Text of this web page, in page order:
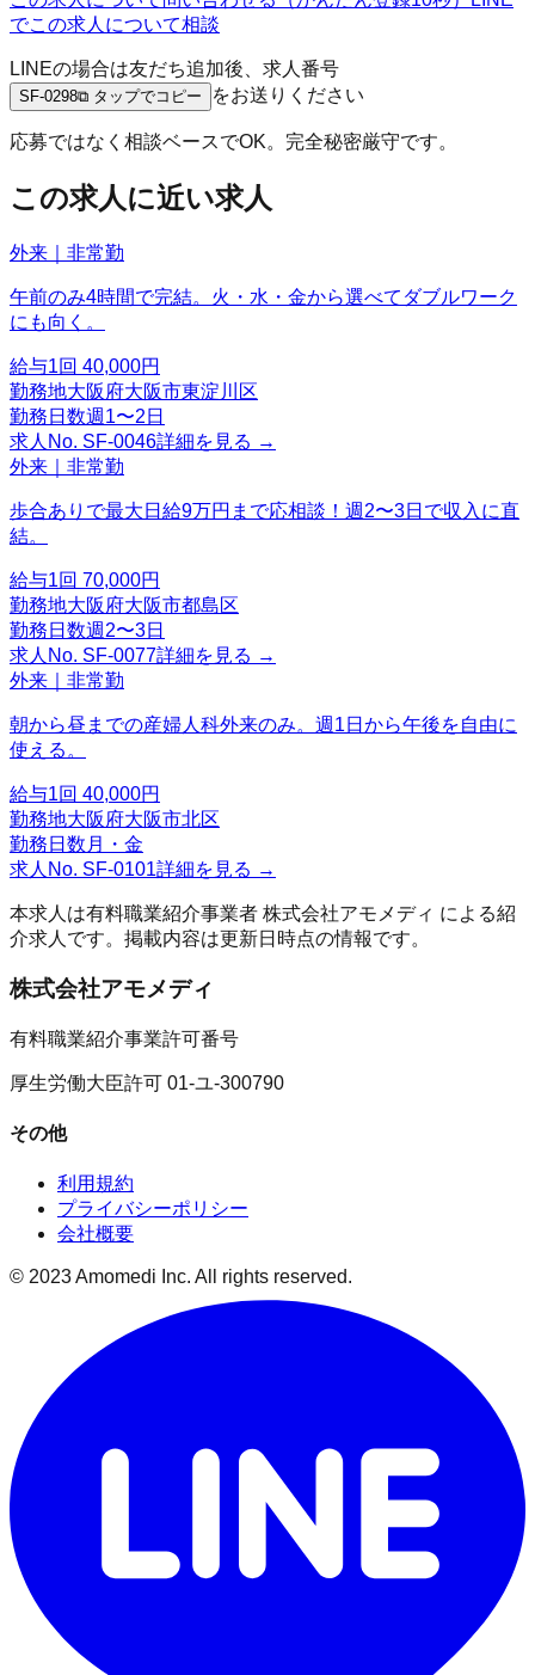
でこの求人について相談
LINEの場合は友だち追加後、求人番号
SF-0298⧉ タップでコピー をお送りください
応募ではなく相談ベースでOK。完全秘密厳守です。
この求人に近い求人
外来｜非常勤
午前のみ4時間で完結。火・水・金から選べてダブルワーク
にも向く。
給与1回 40,000円
勤務地大阪府大阪市東淀川区
勤務日数週1〜2日
求人No. SF-0046詳細を見る →
外来｜非常勤
歩合ありで最大日給9万円まで応相談！週2〜3日で収入に直
結。
給与1回 70,000円
勤務地大阪府大阪市都島区
勤務日数週2〜3日
求人No. SF-0077詳細を見る →
外来｜非常勤
朝から昼までの産婦人科外来のみ。週1日から午後を自由に
使える。
給与1回 40,000円
勤務地大阪府大阪市北区
勤務日数 月・金
求人No. SF-0101詳細を見る →
本求人は有料職業紹介事業者 株式会社アモメディ による紹
介求人です。掲載内容は更新日時点の情報です。
株式会社アモメディ
有料職業紹介事業許可番号
厚生労働大臣許可 01-ユ-300790
その他
利用規約
プライバシーポリシー
会社概要
© 2023 Amomedi Inc. All rights reserved.